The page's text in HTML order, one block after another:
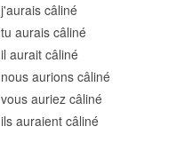
j'aurais câliné
tu aurais câliné
il aurait câliné
nous aurions câliné
vous auriez câliné
ils auraient câliné